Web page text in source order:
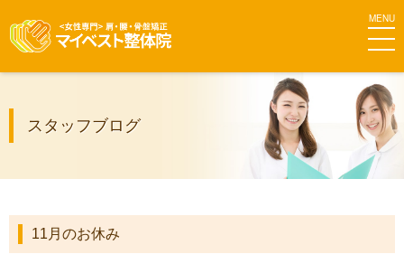
ト整体院
グループ
スタッフブログ
11月のお休み